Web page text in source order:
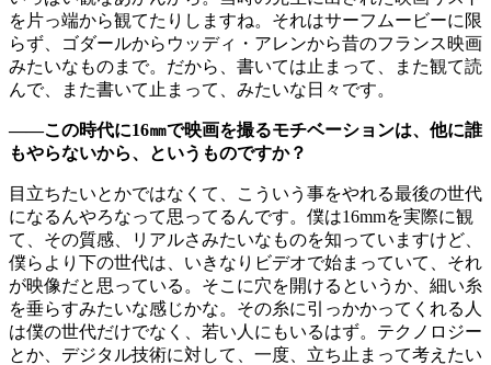
を片っ端から観てたりしますね。それはサーフムービーに限
らず、ゴダールからウッディ・アレンから昔のフランス映画
みたいなものまで。だから、書いては止まって、また観て読
んで、また書いて止まって、みたいな日々です。
——この時代に16㎜で映画を撮るモチベーションは、他に誰
もやらないから、というものですか？
目立ちたいとかではなくて、こういう事をやれる最後の世代
になるんやろなって思ってるんです。僕は16mmを実際に観
て、その質感、リアルさみたいなものを知っていますけど、
僕らより下の世代は、いきなりビデオで始まっていて、それ
が映像だと思っている。そこに穴を開けるというか、細い糸
を垂らすみたいな感じかな。その糸に引っかかってくれる人
は僕の世代だけでなく、若い人にもいるはず。テクノロジー
とか、デジタル技術に対して、一度、立ち止まって考えたい